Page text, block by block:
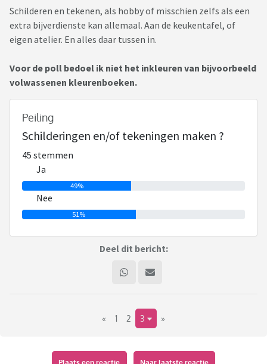
Schilderen en tekenen, als hobby of misschien zelfs als een
extra bijverdienste kan allemaal. Aan de keukentafel, of
eigen atelier. En alles daar tussen in.
Voor de poll bedoel ik niet het inkleuren van bijvoorbeeld
volwassenen kleurenboeken.
Peiling
Schilderingen en/of tekeningen maken ?
45 stemmen
Ja
49%
Nee
51%
Deel dit bericht:
« 1 2 3 »